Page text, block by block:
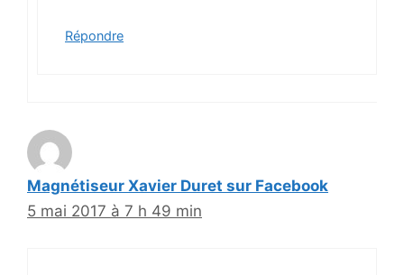
Répondre
Magnétiseur Xavier Duret sur Facebook
5 mai 2017 à 7 h 49 min